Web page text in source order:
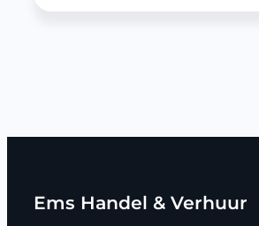
Ems Handel & Verhuur